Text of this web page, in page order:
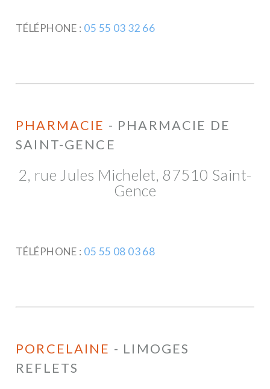
TÉLÉPHONE : 05 55 03 32 66
PHARMACIE - PHARMACIE DE
SAINT-GENCE
2, rue Jules Michelet, 87510 Saint-
Gence
TÉLÉPHONE : 05 55 08 03 68
PORCELAINE - LIMOGES
REFLETS